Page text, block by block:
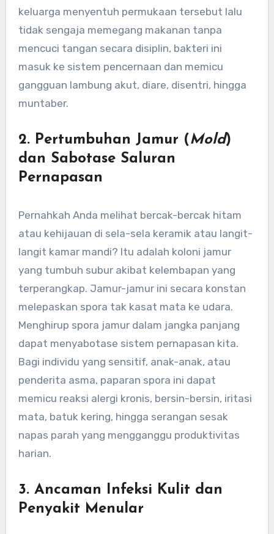
keluarga menyentuh permukaan tersebut lalu
tidak sengaja memegang makanan tanpa
mencuci tangan secara disiplin, bakteri ini
masuk ke sistem pencernaan dan memicu
gangguan lambung akut, diare, disentri, hingga
muntaber.
2. Pertumbuhan Jamur ( Mold)
dan Sabotase Saluran
Pernapasan
Pernahkah Anda melihat bercak-bercak hitam
atau kehijauan di sela-sela keramik atau langit-
langit kamar mandi? Itu adalah koloni jamur
yang tumbuh subur akibat kelembapan yang
terperangkap. Jamur-jamur ini secara konstan
melepaskan spora tak kasat mata ke udara.
Menghirup spora jamur dalam jangka panjang
dapat menyabotase sistem pernapasan kita.
Bagi individu yang sensitif, anak-anak, atau
penderita asma, paparan spora ini dapat
memicu reaksi alergi kronis, bersin-bersin, iritasi
mata, batuk kering, hingga serangan sesak
napas parah yang mengganggu produktivitas
harian.
3. Ancaman Infeksi Kulit dan
Penyakit Menular